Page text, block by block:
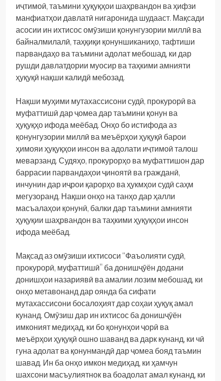
иҷтимоӣ, таъмини ҳуқуқҳои шаҳрвандон ва ҳифзи
манфиатҳои давлатӣ нигаронида шудааст. Мақсади
асосии ин ихтисос омӯзиши қонунгузории миллӣ ва
байналмилалӣ, таҳқиқи қонуншиканиҳо, тафтиши
парвандаҳо ва таъмини адолат мебошад, ки дар
рушди давлатдории муосир ва таҳкими амнияти
ҳуқуқӣ нақши калидӣ мебозад.
Нақши муҳими мутахассисони судӣ, прокурорӣ ва
муфаттишӣ дар ҷомеа дар таъмини қонун ва
ҳуқуқҳо ифода меёбад. Онҳо бо истифода аз
қонунгузории миллӣ ва меъёрҳои ҳуқуқӣ барои
ҳимояи ҳуқуқҳои инсон ва адолати иҷтимоӣ талош
меварзанд. Судяҳо, прокурорҳо ва муфаттишон дар
баррасии парвандаҳои ҷиноятӣ ва гражданӣ,
инчунин дар иҷрои қарорҳо ва ҳукмҳои судӣ саҳм
мегузоранд. Нақши онҳо на танҳо дар ҳалли
масъалаҳои қонунӣ, балки дар таъмини амнияти
ҳуқуқии шаҳрвандон ва таҳкими ҳуқуқҳои инсон
ифода меёбад.
Мақсад аз омӯзиши ихтисоси “Фаъолияти судӣ,
прокурорӣ, муфаттишӣ” ба донишҷӯён додани
донишҳои назариявӣ ва амалии лозим мебошад, ки
онҳо метавонанд дар оянда ба сифати
мутахассисони босалоҳият дар соҳаи ҳуқуқ амал
кунанд. Омӯзиш дар ин ихтисос ба донишҷӯён
имконият медиҳад, ки бо қонунҳои ҷорӣ ва
меъёрҳои ҳуқуқӣ ошно шаванд ва дарк кунанд, ки чӣ
гуна адолат ва қонунмандӣ дар ҷомеа бояд таъмин
шавад. Ин ба онҳо имкон медиҳад, ки ҳамчун
шахсони масъулиятнок ва боадолат амал кунанд, ки